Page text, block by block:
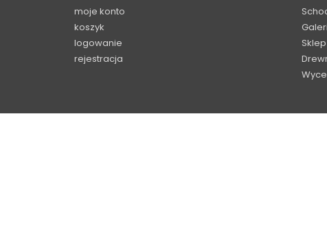
moje konto
koszyk
logowanie
rejestracja
Sklep